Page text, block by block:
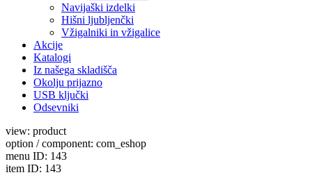
Navijaški izdelki
Hišni ljubljenčki
Vžigalniki in vžigalice
Akcije
Katalogi
Iz našega skladišča
Okolju prijazno
USB ključki
Odsevniki
view: product
option / component: com_eshop
menu ID: 143
item ID: 143